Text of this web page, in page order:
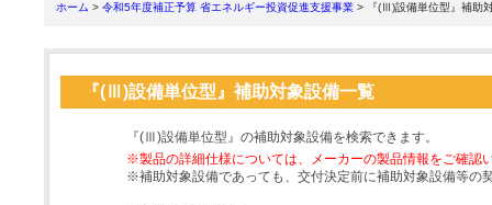
ホーム > 令和5年度補正予算 省エネルギー投資促進支援事業 > 『(Ⅲ)設備単位型』補助
『(Ⅲ)設備単位型』補助対象設備一覧
『(Ⅲ)設備単位型』の補助対象設備を検索できます。
※製品の詳細仕様については、メーカーの製品情報をご確認
※補助対象設備であっても、交付決定前に補助対象設備等の